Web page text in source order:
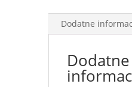
Dodatne
Dodatne